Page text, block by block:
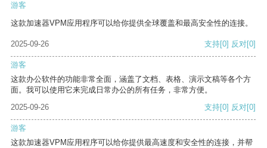
游客
这款加速器VPM应用程序可以给你提供全球覆盖和最高安全性的连接。
2025-09-26 支持[0] 反对[0]
游客
这款办公软件的功能非常全面，涵盖了文档、表格、演示文稿等各个方
面。我可以使用它来完成日常办公的所有任务，非常方便。
2025-09-26
支持[0] 反对[0]
游客
这款加速器VPM应用程序可以给你提供最高速度和安全性的连接，并帮